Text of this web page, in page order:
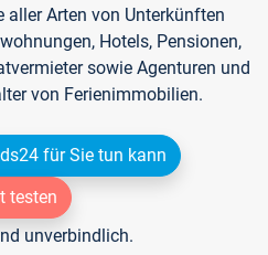
aller Arten von Unterkünften
Hotels, Pensionen,
sowie Agenturen und
von Ferienimmobilien.
für Sie tun kann
testen
unverbindlich.